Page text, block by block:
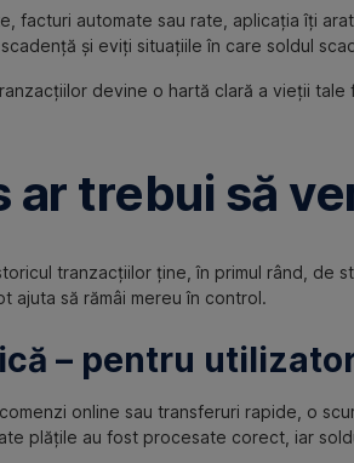
facturi automate sau rate, aplicația îți
și eviți situațiile în care soldul
devine o hartă clară a vieții
ar trebui să
tranzacțiilor ține, în primul rând, de
ajuta să rămâi mereu în control.
– pentru
online sau transferuri rapide, o
plățile au fost procesate corect, iar